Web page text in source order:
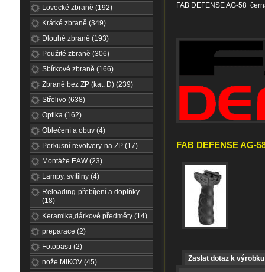
Lovecké zbraně (192)
Krátké zbraně (349)
Dlouhé zbraně (193)
Použité zbraně (306)
Sbírkové zbraně (166)
Zbraně bez ZP (kat. D) (239)
Střelivo (638)
Optika (162)
Oblečení a obuv (4)
Perkusní revolvery-na ZP (17)
Montáže EAW (23)
Lampy, svítilny (4)
Reloading-přebíjení a doplňky
(18)
Keramika,dárkové předměty (14)
preparace (2)
Fotopasti (2)
nože MIKOV (45)
FAB DEFENSE AG-58
FAB DEFENSE AG-
Zaslat dotaz k výrobku